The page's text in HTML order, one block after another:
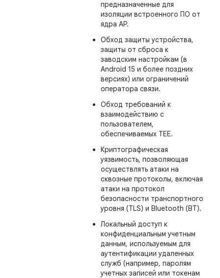
предназначенные для
изоляции встроенного ПО от
ядра AP.
Обход защиты устройства,
защиты от сброса к
заводским настройкам (в
Android 15 и более поздних
версиях) или ограничений
оператора связи.
Обход требований к
взаимодействию с
пользователем,
обеспечиваемых TEE.
Криптографическая
уязвимость, позволяющая
осуществлять атаки на
сквозные протоколы, включая
атаки на протокол
безопасности транспортного
уровня (TLS) и Bluetooth (BT).
Локальный доступ к
конфиденциальным учетным
данным, используемым для
аутентификации удаленных
служб (например, паролям
учетных записей или токенам